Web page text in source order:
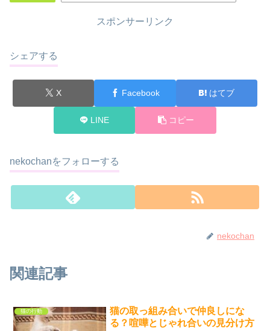
スポンサーリンク
シェアする
X Facebook はてブ
LINE コピー
nekochanをフォローする
nekochan
関連記事
猫の行動
猫の取っ組み合いで仲良しにな
る？喧嘩とじゃれ合いの見分け方